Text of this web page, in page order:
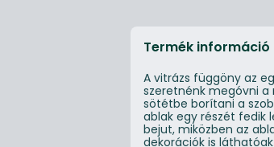
Termék információ
A vitrázs függöny az
szeretnénk megóvni
sötétbe borítani a
ablak egy részét fedik
bejut, miközben az
dekorációk is